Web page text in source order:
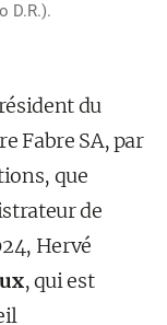
D.R.).
du
Fabre SA, par
que
de
Hervé
, qui est